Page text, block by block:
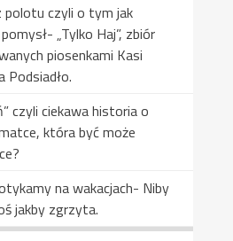
polotu czyli o tym jak
„Tylko Haj”, zbiór
piosenkami Kasi
Podsiadło.
czyli ciekawa historia o
która być może
na wakacjach- Niby
jakby zgrzyta.